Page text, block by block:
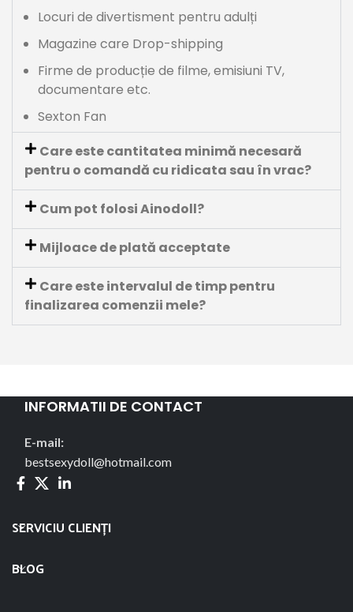
Locuri de divertisment pentru adulți
Magazine care Drop-shipping
Firme de producție de filme, emisiuni TV,
documentare etc.
Sexton Fan
Care este cantitatea minimă necesară
pentru o comandă cu ridicata sau în vrac?
Cum pot folosi Ainodoll?
Mijloace de plată acceptate
Care este intervalul de timp pentru
finalizarea comenzii mele?
INFORMATII DE CONTACT
E-mail:
bestsexydoll@hotmail.com
SERVICIU CLIENȚI
BLOG